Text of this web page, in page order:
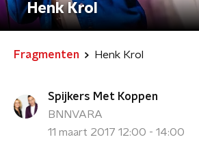
Henk Krol
Fragmenten Henk Krol
Spijkers Met Koppen
BNNVARA
11 maart 2017 12:00 - 14:00